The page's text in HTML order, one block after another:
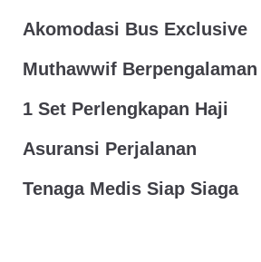
Akomodasi Bus Exclusive
Muthawwif Berpengalaman
1 Set Perlengkapan Haji
Asuransi Perjalanan
Tenaga Medis Siap Siaga